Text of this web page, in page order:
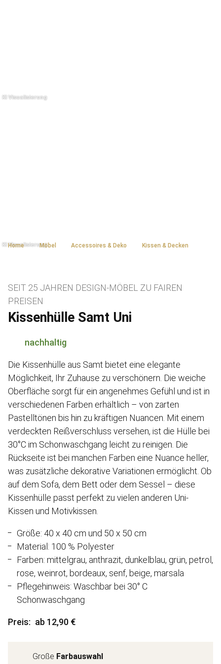
Home Möbel Accessoires & Deko Kissen & Decken
Kissenhülle Samt Uni
SEIT 25 JAHREN DESIGN-MÖBEL ZU FAIREN
PREISEN
nachhaltig
Die Kissenhülle aus Samt bietet eine elegante
Möglichkeit, Ihr Zuhause zu verschönern. Die weiche
Oberfläche sorgt für ein angenehmes Gefühl und ist in
verschiedenen Farben erhältlich – von zarten
Pastelltönen bis hin zu kräftigen Nuancen. Mit einem
verdeckten Reißverschluss versehen, ist die Hülle bei
30°C im Schonwaschgang leicht zu reinigen. Die
Rückseite ist bei manchen Farben eine Nuance heller,
was zusätzliche dekorative Variationen ermöglicht. Ob
auf dem Sofa, dem Bett oder dem Sessel – diese
Kissenhülle passt perfekt zu vielen anderen Uni-
Kissen und Motivkissen.
Größe: 40 x 40 cm und 50 x 50 cm
Material: 100 % Polyester
Farben: mittelgrau, anthrazit, dunkelblau, grün, petrol,
rose, weinrot, bordeaux, senf, beige, marsala
Pflegehinweis: Waschbar bei 30° C
Schonwaschgang
Preis ab 12,90 €
Große Farbauswahl